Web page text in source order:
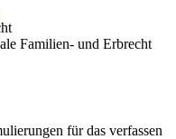
Familien- und Erbrecht
für das verfassen